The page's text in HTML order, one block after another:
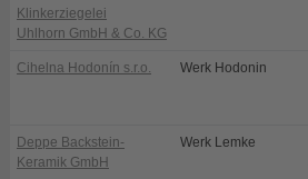
Klinkerziegelei
Uhlhorn GmbH & Co. KG
Cihelna Hodonín s.r.o. Werk Hodonin
Deppe Backstein-
Keramik GmbH
Werk Lemke